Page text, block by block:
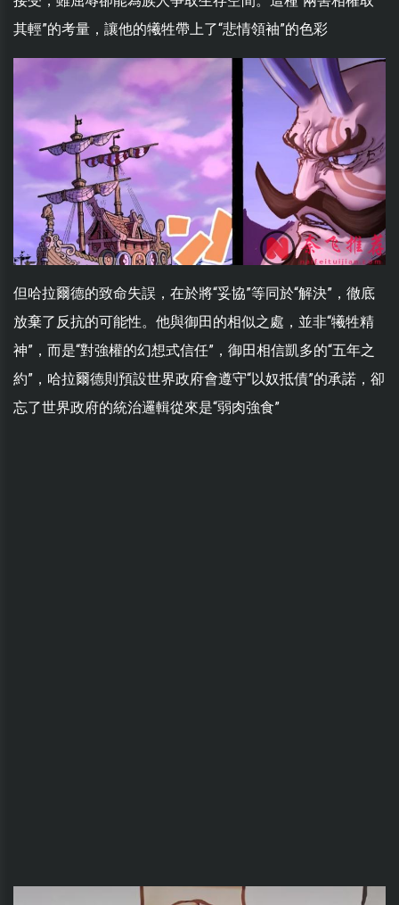
其輕”的考量，讓他的犧牲帶上了“悲情領袖”的色彩
但哈拉爾德的致命失誤，在於將“妥協”等同於“解決”，徹底
放棄了反抗的可能性。他與御田的相似之處，並非“犧牲精
神”，而是“對強權的幻想式信任”，御田相信凱多的“五年之
約”，哈拉爾德則預設世界政府會遵守“以奴抵債”的承諾，卻
忘了世界政府的統治邏輯從來是“弱肉強食”